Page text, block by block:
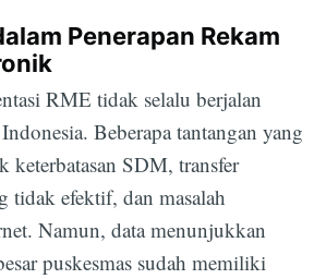
Penerapan Rekam
RME tidak selalu berjalan
Beberapa tantangan yang
keterbatasan SDM, transfer
tidak efektif, dan masalah
Namun, data menunjukkan
puskesmas sudah memiliki